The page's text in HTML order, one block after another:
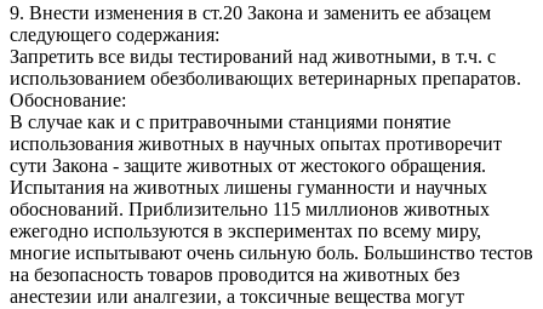
9. Внести изменения в ст.20 Закона и заменить ее абзацем
следующего содержания:
Запретить все виды тестирований над животными, в т.ч. с
использованием обезболивающих ветеринарных препаратов.
Обоснование:
В случае как и с притравочными станциями понятие
использования животных в научных опытах противоречит
сути Закона - защите животных от жестокого обращения.
Испытания на животных лишены гуманности и научных
обоснований. Приблизительно 115 миллионов животных
ежегодно используются в экспериментах по всему миру,
многие испытывают очень сильную боль. Большинство тестов
на безопасность товаров проводится на животных без
анестезии или аналгезии, а токсичные вещества могут